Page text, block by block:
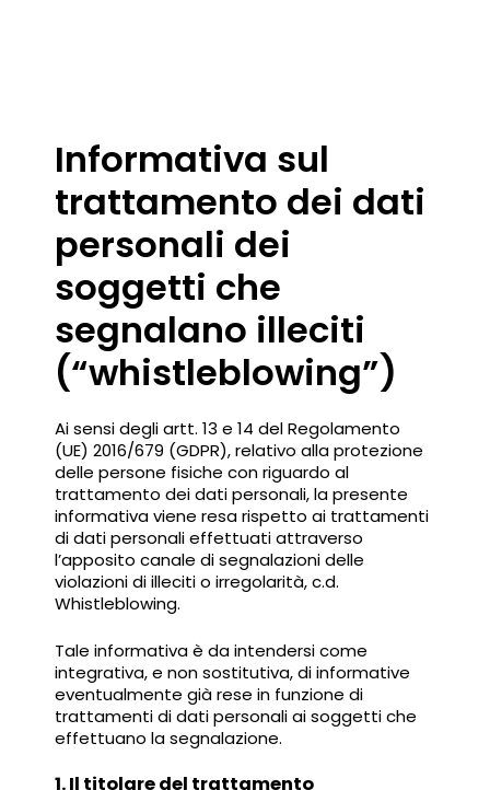
Informativa sul
trattamento dei dati
personali dei
soggetti che
segnalano illeciti
(“whistleblowing”)
Ai sensi degli artt. 13 e 14 del Regolamento
(UE) 2016/679 (GDPR), relativo alla protezione
delle persone fisiche con riguardo al
trattamento dei dati personali, la presente
informativa viene resa rispetto ai trattamenti
di dati personali effettuati attraverso
l’apposito canale di segnalazioni delle
violazioni di illeciti o irregolarità, c.d.
Whistleblowing.
Tale informativa è da intendersi come
integrativa, e non sostitutiva, di informative
eventualmente già rese in funzione di
trattamenti di dati personali ai soggetti che
effettuano la segnalazione.
1. Il titolare del trattamento